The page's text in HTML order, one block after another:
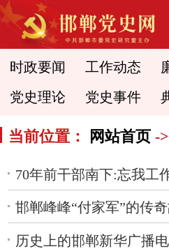
时政要闻 工作动态
党史理论 党史事件
当前位置： 网站首页 -
70年前干部南下:忘我工
邯郸峰峰“付家军”的传
历史上的邯郸新华广播